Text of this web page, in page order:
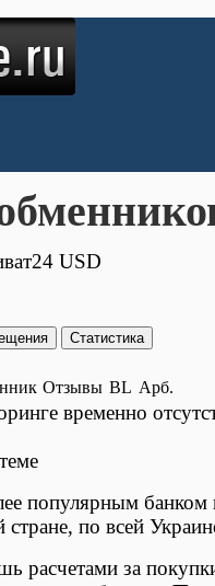
USD
Отзывы BL Арб.
временно
популярным
по всей
расчетами за